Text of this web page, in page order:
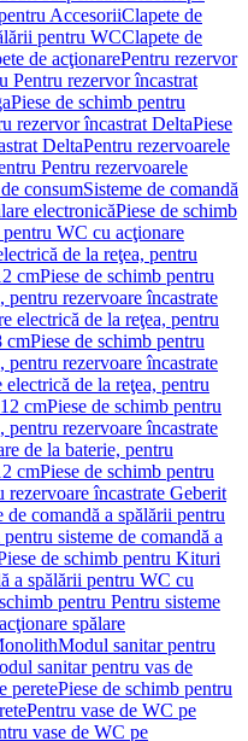
AccesoriiClapete de
pentru WCClapete de
de acţionarePentru rezervor
Pentru rezervor încastrat
Piese de schimb pentru
rezervor încastrat DeltaPiese
DeltaPentru rezervoarele
Pentru rezervoarele
consumSisteme de comandă
electronicăPiese de schimb
WC cu acţionare
de la reţea, pentru
cmPiese de schimb pentru
pentru rezervoare încastrate
electrică de la reţea, pentru
cmPiese de schimb pentru
pentru rezervoare încastrate
de la reţea, pentru
cmPiese de schimb pentru
pentru rezervoare încastrate
de la baterie, pentru
cmPiese de schimb pentru
rezervoare încastrate Geberit
comandă a spălării pentru
sisteme de comandă a
de schimb pentru Kituri
a spălării pentru WC cu
pentru Pentru sisteme
spălare
Modul sanitar pentru
sanitar pentru vas de
peretePiese de schimb pentru
Pentru vase de WC pe
vase de WC pe